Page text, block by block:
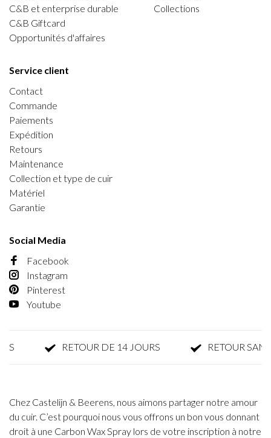
C&B et enterprise durable
C&B Giftcard
Opportunités d'affaires
Collections
Service client
Contact
Commande
Paiements
Expédition
Retours
Maintenance
Collection et type de cuir
Matériel
Garantie
Social Media
Facebook
Instagram
Pinterest
Youtube
RETOUR DE 14 JOURS RETOUR SANS
Chez Castelijn & Beerens, nous aimons partager notre amour
du cuir. C’est pourquoi nous vous offrons un bon vous donnant
droit à une Carbon Wax Spray lors de votre inscription à notre